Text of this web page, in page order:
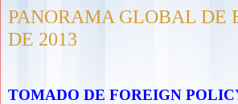
PANORAMA GLOBAL DE
DE 2013
TOMADO DE FOREIGN